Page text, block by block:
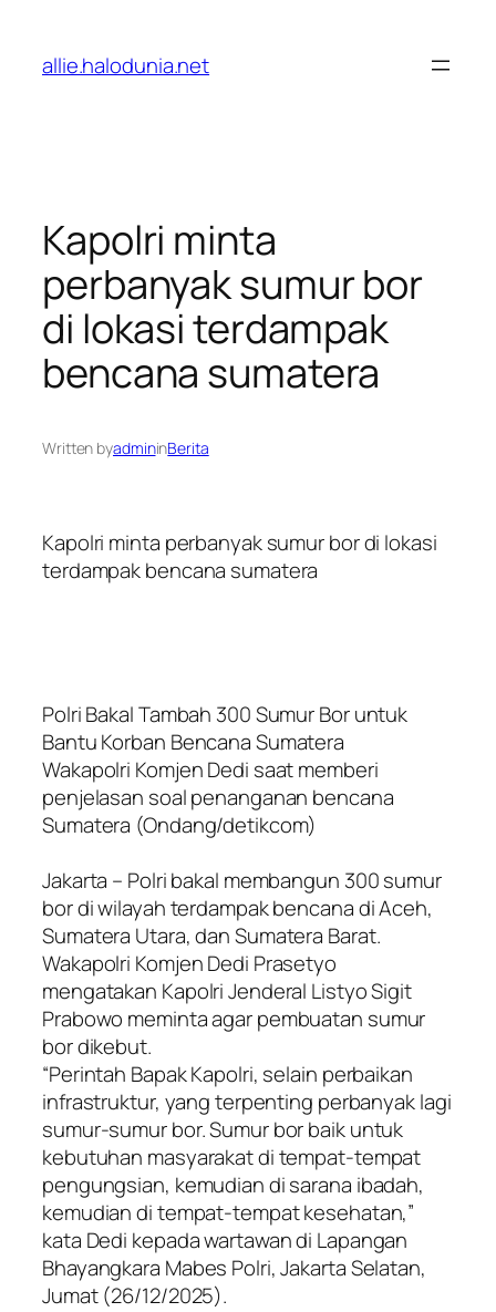
konten
allie.halodunia.net
Kapolri minta
perbanyak sumur bor
di lokasi terdampak
bencana sumatera
Written byadmininBerita
Kapolri minta perbanyak sumur bor di lokasi
terdampak bencana sumatera
Polri Bakal Tambah 300 Sumur Bor untuk
Bantu Korban Bencana Sumatera
Wakapolri Komjen Dedi saat memberi
penjelasan soal penanganan bencana
Sumatera (Ondang/detikcom)
Jakarta – Polri bakal membangun 300 sumur
bor di wilayah terdampak bencana di Aceh,
Sumatera Utara, dan Sumatera Barat.
Wakapolri Komjen Dedi Prasetyo
mengatakan Kapolri Jenderal Listyo Sigit
Prabowo meminta agar pembuatan sumur
bor dikebut.
“Perintah Bapak Kapolri, selain perbaikan
infrastruktur, yang terpenting perbanyak lagi
sumur-sumur bor. Sumur bor baik untuk
kebutuhan masyarakat di tempat-tempat
pengungsian, kemudian di sarana ibadah,
kemudian di tempat-tempat kesehatan,”
kata Dedi kepada wartawan di Lapangan
Bhayangkara Mabes Polri, Jakarta Selatan,
Jumat (26/12/2025).